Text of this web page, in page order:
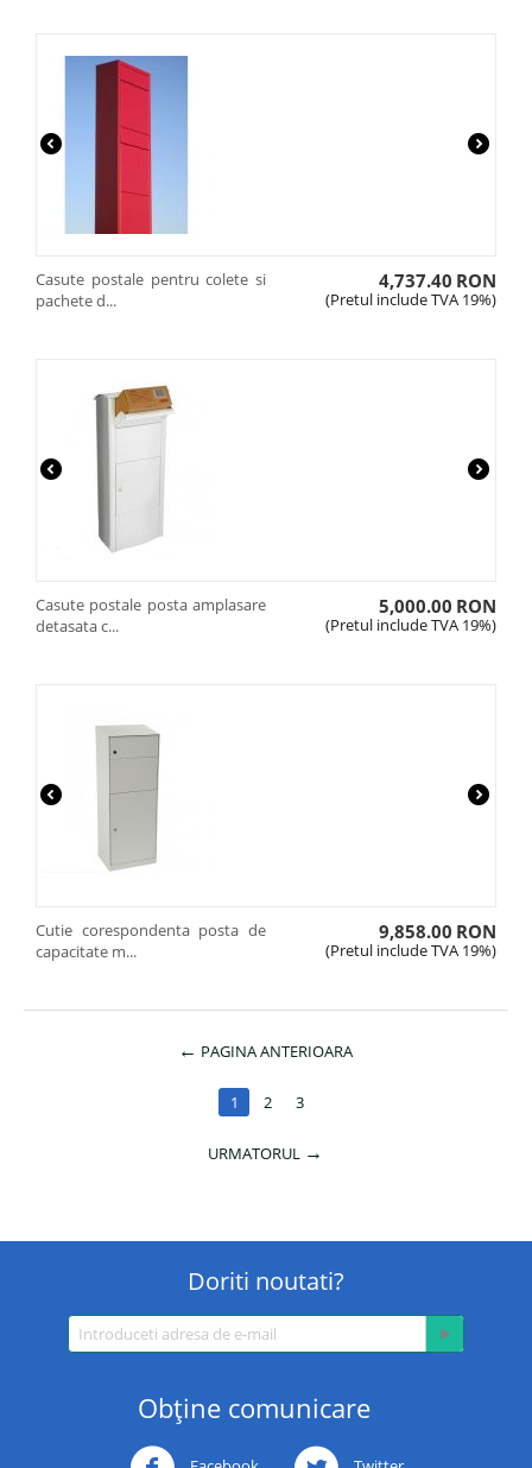
Casute postale pentru colete si
pachete d...
4,737.40 RON
(Pretul include TVA 19%)
Casute postale posta amplasare
detasata c...
5,000.00 RON
(Pretul include TVA 19%)
Cutie corespondenta posta de
capacitate m...
9,858.00 RON
(Pretul include TVA 19%)
PAGINA ANTERIOARA
1 2 3
URMATORUL
Doriti noutati?
Obţine comunicare